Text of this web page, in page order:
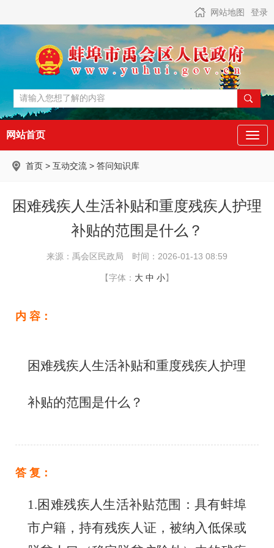
网站地图 登录
网站首页
首页 > 互动交流 > 答问知识库
困难残疾人生活补贴和重度残疾人护理
补贴的范围是什么？
来源：禹会区民政局 时间：2026-01-13 08:59
【字体： 大 中 小】
内 容：
困难残疾人生活补贴和重度残疾人护理
补贴的范围是什么？
答 复：
1.困难残疾人生活补贴范围：具有蚌埠
市户籍，持有残疾人证，被纳入低保或